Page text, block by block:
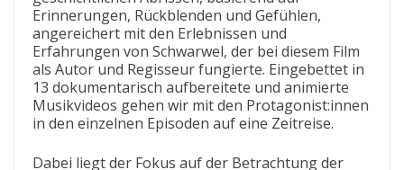
Erinnerungen, Rückblenden und Gefühlen,
angereichert mit den Erlebnissen und
Erfahrungen von Schwarwel, der bei diesem Film
als Autor und Regisseur fungierte. Eingebettet in
13 dokumentarisch aufbereitete und animierte
Musikvideos gehen wir mit den Protagonist:innen
in den einzelnen Episoden auf eine Zeitreise.
Dabei liegt der Fokus auf der Betrachtung der